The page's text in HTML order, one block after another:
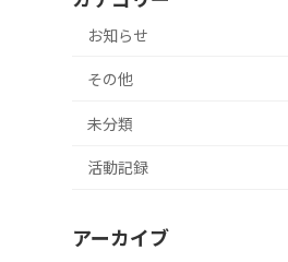
お知らせ
その他
未分類
活動記録
アーカイブ